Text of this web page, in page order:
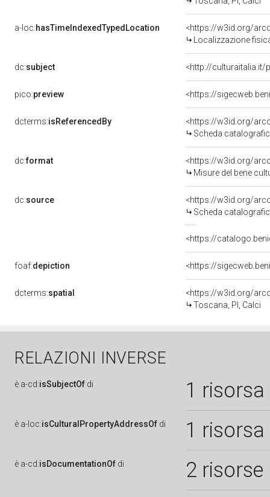
a-loc:hasTimeIndexedTypedLocation
<https://w3id.org/
Localizzazione
dc:subject <http://culturaitalia.it/
pico:preview
dcterms:isReferencedBy
<https://w3id.org/
Scheda
dc:format
<https://w3id.org/
Misure del bene
dc:source
<https://w3id.org/
Scheda
<https://
foaf:depiction
dcterms:spatial
<https://w3id.org/
Toscana, PI, Calci
RELAZIONI INVERSE
è a-cd:isSubjectOf di 1 risorsa
è a-loc:isCulturalPropertyAddressOf di 1 risorsa
è a-cd:isDocumentationOf di 2 risorse